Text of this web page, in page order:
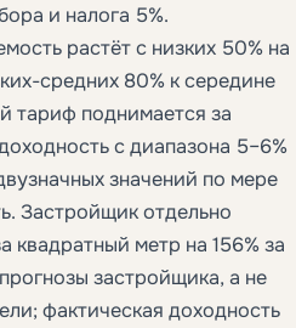
и налога 5%.
растёт с низких 50% на
средних 80% к середине
тариф поднимается за
с диапазона 5–6%
значений по мере
Застройщик отдельно
квадратный метр на 156% за
застройщика, а не
фактическая доходность